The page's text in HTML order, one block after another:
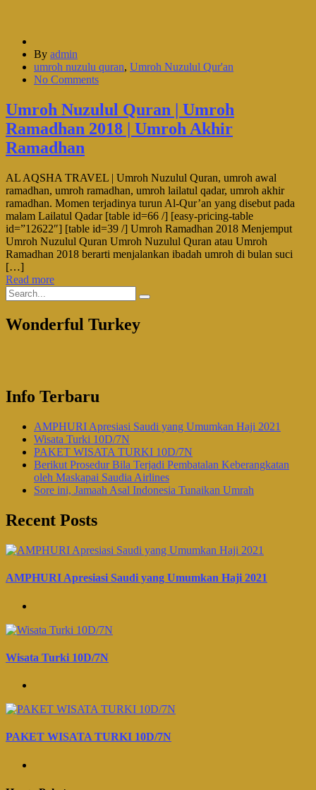
By admin
umroh nuzulu quran, Umroh Nuzulul Qur'an
No Comments
Umroh Nuzulul Quran | Umroh
Ramadhan 2018 | Umroh Akhir
Ramadhan
AL AQSHA TRAVEL | Umroh Nuzulul Quran, umroh awal
ramadhan, umroh ramadhan, umroh lailatul qadar, umroh akhir
ramadhan. Momen terjadinya turun Al-Qur’an yang disebut pada
malam Lailatul Qadar [table id=66 /] [easy-pricing-table
id=”12622″] [table id=39 /] Umroh Ramadhan 2018 Menjemput
Umroh Nuzulul Quran Umroh Nuzulul Quran atau Umroh
Ramadhan 2018 berarti menjalankan ibadah umroh di bulan suci
[…]
Read more
Wonderful Turkey
Info Terbaru
AMPHURI Apresiasi Saudi yang Umumkan Haji 2021
Wisata Turki 10D/7N
PAKET WISATA TURKI 10D/7N
Berikut Prosedur Bila Terjadi Pembatalan Keberangkatan
oleh Maskapai Saudia Airlines
Sore ini, Jamaah Asal Indonesia Tunaikan Umrah
Recent Posts
AMPHURI Apresiasi Saudi yang Umumkan Haji 2021
Wisata Turki 10D/7N
PAKET WISATA TURKI 10D/7N